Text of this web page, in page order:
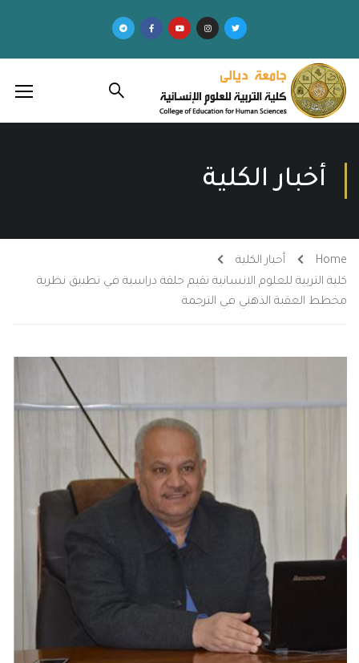
أخبار الكلية
Home
أخبار الكلية
كلية التربية للعلوم الانسانية تقيم حلقة دراسية في تطبيق نظرية
مخطط العقبة الذهني في الترجمة